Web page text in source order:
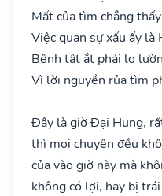
Mất của tìm chẳng
Việc quan sự xấu ấy là
Bệnh tật ắt phải lo
Vì lời nguyền rủa tìm
Đây là giờ Đại Hung,
thì mọi chuyện đều
của vào giờ này mà
không có lợi, hay bị